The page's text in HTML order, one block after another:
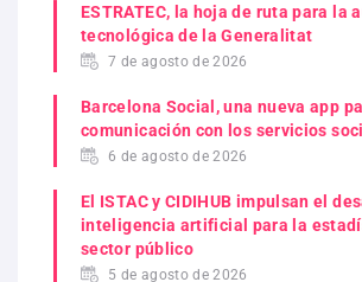
ESTRATEC, la hoja de ruta para la
tecnológica de la Generalitat
7 de agosto de 2026
Barcelona Social, una nueva app
comunicación con los servicios
6 de agosto de 2026
El ISTAC y CIDIHUB impulsan el
inteligencia artificial para la
sector público
5 de agosto de 2026